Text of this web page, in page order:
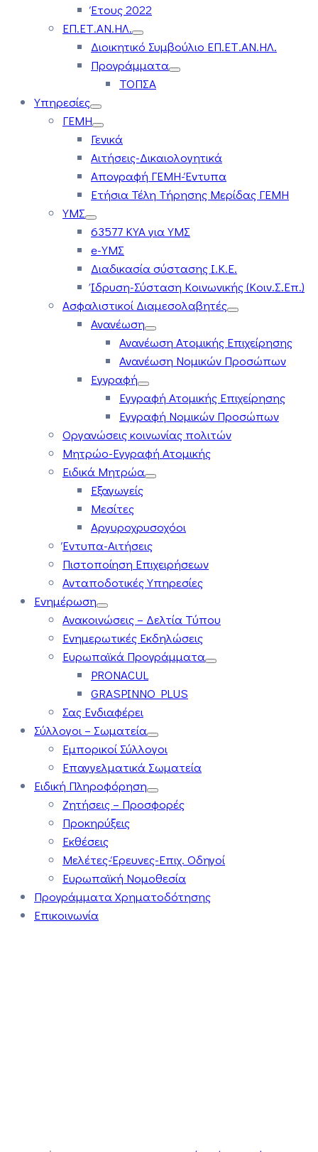
Έτους 2022
ΕΠ.ΕΤ.ΑΝ.ΗΛ.
Διοικητικό Συμβούλιο ΕΠ.ΕΤ.ΑΝ.ΗΛ.
Προγράμματα
ΤΟΠΣΑ
Υπηρεσίες
ΓΕΜΗ
Γενικά
Αιτήσεις-Δικαιολογητικά
Απογραφή ΓΕΜΗ-Έντυπα
Ετήσια Τέλη Τήρησης Μερίδας ΓΕΜΗ
ΥΜΣ
63577 ΚΥΑ για ΥΜΣ
e-ΥΜΣ
Διαδικασία σύστασης Ι.Κ.Ε.
Ίδρυση-Σύσταση Κοινωνικής (Κοιν.Σ.Επ.)
Ασφαλιστικοί Διαμεσολαβητές
Ανανέωση
Ανανέωση Ατομικής Επιχείρησης
Ανανέωση Νομικών Προσώπων
Εγγραφή
Εγγραφή Ατομικής Επιχείρησης
Εγγραφή Νομικών Προσώπων
Οργανώσεις κοινωνίας πολιτών
Μητρώο-Εγγραφή Ατομικής
Ειδικά Μητρώα
Εξαγωγείς
Μεσίτες
Αργυροχρυσοχόοι
Έντυπα-Αιτήσεις
Πιστοποίηση Επιχειρήσεων
Ανταποδοτικές Υπηρεσίες
Ενημέρωση
Ανακοινώσεις – Δελτία Τύπου
Ενημερωτικές Εκδηλώσεις
Ευρωπαϊκά Προγράμματα
PRONACUL
GRASPINNO PLUS
Σας Ενδιαφέρει
Σύλλογοι – Σωματεία
Εμπορικοί Σύλλογοι
Επαγγελματικά Σωματεία
Ειδική Πληροφόρηση
Ζητήσεις – Προσφορές
Προκηρύξεις
Εκθέσεις
Μελέτες-Έρευνες-Επιχ. Οδηγοί
Ευρωπαϊκή Νομοθεσία
Προγράμματα Χρηματοδότησης
Επικοινωνία